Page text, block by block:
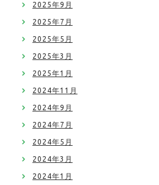
2025年9月
2025年7月
2025年5月
2025年3月
2025年1月
2024年11月
2024年9月
2024年7月
2024年5月
2024年3月
2024年1月